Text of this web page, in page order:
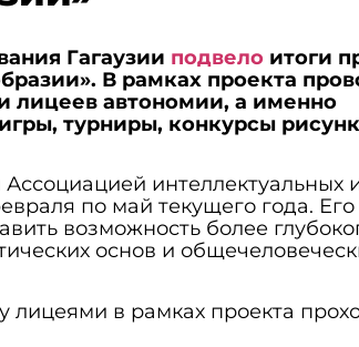
Гагаузии подвелоитоги
В рамках проекта
лицеев автономии, а именно
турниры, конкурсы
интеллектуальных
по май текущего года. Его
возможность более
основ и
лицеями в рамках проекта